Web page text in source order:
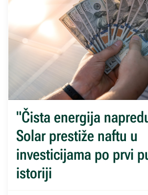
"Čista energija
Solar prestiže naftu u
investicijama po prvi
istoriji